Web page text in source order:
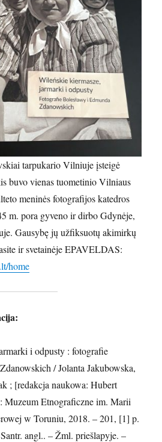
tarpukario Vilniuje įsteigė
buvo vienas tuometinio Vilniaus
meninės fotografijos katedros
m. pora gyveno ir dirbo Gdynėje,
Gausybę jų užfiksuotų akimirkų
ir svetainėje EPAVELDAS:
home
i odpusty : fotografie
/ Jolanta Jakubowska,
; [redakcja naukowa: Hubert
Muzeum Etnograficzne im. Marii
w Toruniu, 2018. – 201, [1] p.
angl.. – Žml. priešlapyje. –